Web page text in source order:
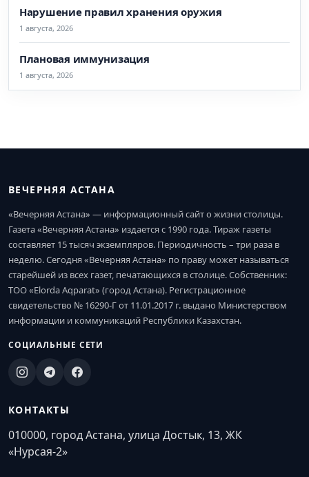
Нарушение правил хранения оружия
1 августа, 2026
Плановая иммунизация
1 августа, 2026
ВЕЧЕРНЯЯ АСТАНА
«Вечерняя Астана» — информационный сайт о жизни столицы.
Газета «Вечерняя Астана» издается с 1990 года. Тираж газеты
составляет 15 тысяч экземпляров. Периодичность – три раза в
неделю. Сегодня «Вечерняя Астана» по праву может называться
старейшей из всех газет, печатающихся в столице. Собственник:
ТОО «Elorda Aqparat» (город Астана). Регистрационное
свидетельство № 16290-Г от 11.01.2017 г. выдано Министерством
информации и коммуникаций Республики Казахстан.
СОЦИАЛЬНЫЕ СЕТИ
КОНТАКТЫ
010000, город Астана, улица Достык, 13, ЖК
«Нурсая-2»